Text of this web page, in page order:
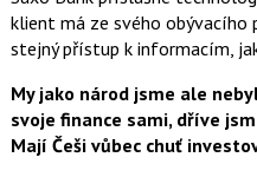
klient má ze svého obývacího
stejný přístup k informacím,
My jako národ jsme ale
svoje finance sami, dříve
Mají Češi vůbec chuť